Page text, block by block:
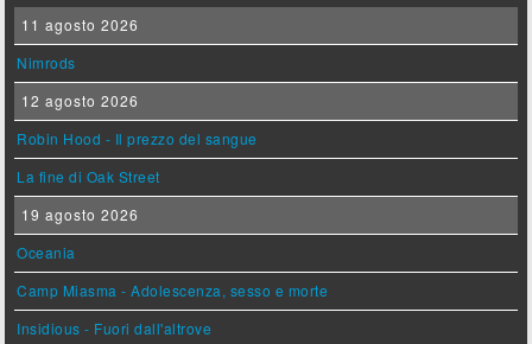
11 agosto 2026
Nimrods
12 agosto 2026
Robin Hood - Il prezzo del sangue
La fine di Oak Street
19 agosto 2026
Oceania
Camp Miasma - Adolescenza, sesso e morte
Insidious - Fuori dall'altrove